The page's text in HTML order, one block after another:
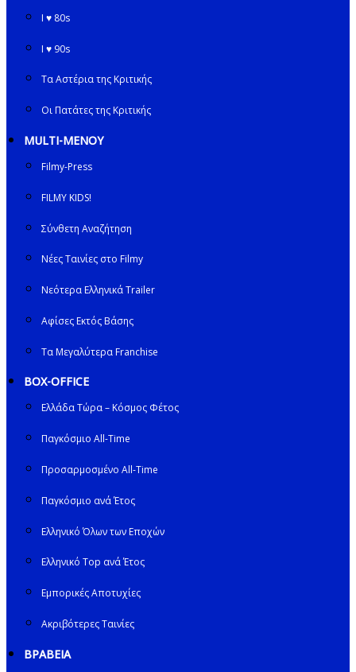
I ♥ 80s
I ♥ 90s
Τα Αστέρια της Κριτικής
Οι Πατάτες της Κριτικής
MULTI-ΜΕΝΟΥ
Filmy-Press
FILMY KIDS!
Σύνθετη Αναζήτηση
Νέες Ταινίες στο Filmy
Νεότερα Ελληνικά Trailer
Αφίσες Εκτός Βάσης
Τα Μεγαλύτερα Franchise
BOX-OFFICE
Ελλάδα Τώρα – Κόσμος Φέτος
Παγκόσμιο All-Time
Προσαρμοσμένο All-Time
Παγκόσμιο ανά Έτος
Ελληνικό Όλων των Εποχών
Ελληνικό Top ανά Έτος
Εμπορικές Αποτυχίες
Ακριβότερες Ταινίες
ΒΡΑΒΕΙΑ